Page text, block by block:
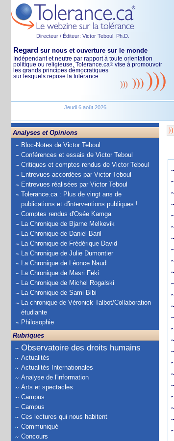
Directeur / Éditeur: Victor Teboul, Ph.D.
Regard sur nous et ouverture sur le monde
Indépendant et neutre par rapport à toute orientation
politique ou religieuse, Tolerance.ca® vise à promouvoir
les grands principes démocratiques
sur lesquels repose la tolérance.
Jeudi 6 août 2026
Analyses et Opinions
Bloc-Notes de Victor Teboul
Conférences et essais de Victor Teboul
Critiques et comptes rendus de Victor Teboul
Entrevues accordées par Victor Teboul
Entrevues réalisées par Victor Teboul
Tolerance.ca : Plus de vingt ans de
publications et d'interventions publiques !
Comptes rendus d'Osée Kamga
La Chronique de Bjarne Melkevik
La Chronique de Daniel Baril
La Chronique de Frédérique David
La Chronique de Julie Dumontier
La Chronique de Léonce Naud
La Chronique de Masri Feki
La Chronique de Michel Rogalski
La Chronique de Sami Bibi
La chronique de Véronick Talbot/Collaboration
étudiante
Philosophie
Rubriques
Observatoire des droits humains
Actualités
Actualités Internationales
Analyse de l'information
Arts et spectacles
Campus
Campus
Ces lectures qui nous habitent
Communiqué
Concours